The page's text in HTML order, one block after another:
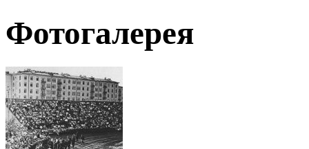
Фотогалерея